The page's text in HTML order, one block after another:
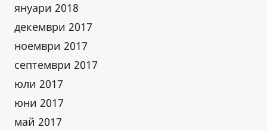
януари 2018
декември 2017
ноември 2017
септември 2017
юли 2017
юни 2017
май 2017